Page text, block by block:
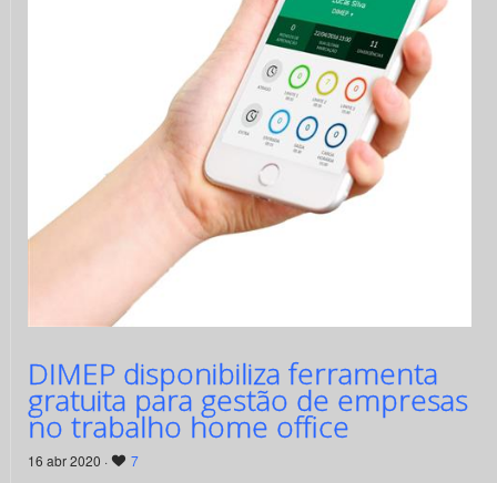
DIMEP disponibiliza ferramenta
gratuita para gestão de empresas
no trabalho home office
16 abr 2020 · 7